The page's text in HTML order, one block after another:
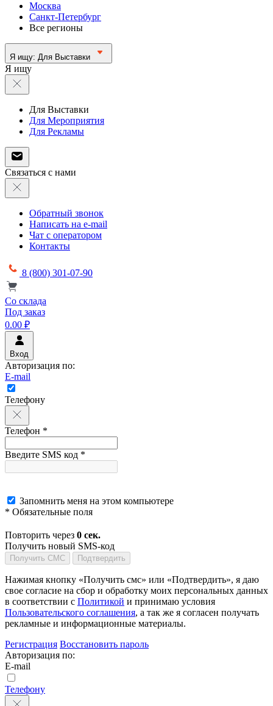
Москва
Санкт-Петербург
Все регионы
Я ищу: Для Выставки
Я ищу
Для Выставки
Для Мероприятия
Для Рекламы
Связаться с нами
Обратный звонок
Написать на e-mail
Чат с оператором
Контакты
8 (800) 301-07-90
Со склада
Под заказ
0.00 ₽
Вход
Авторизация по:
E-mail
Телефону
Телефон *
Введите SMS код *
Запомнить меня на этом компьютере
* Обязательные поля
Повторить через 0 сек.
Получить новый SMS-код
Получить СМС Подтвердить
Нажимая кнопку «Получить смс» или «Подтвердить», я даю
свое согласие на сбор и обработку моих персональных данных
в соответствии с Политикой и принимаю условия
Пользовательского соглашения, а так же я согласен получать
рекламные и информационные материалы.
Регистрация Восстановить пароль
Авторизация по:
E-mail
Телефону